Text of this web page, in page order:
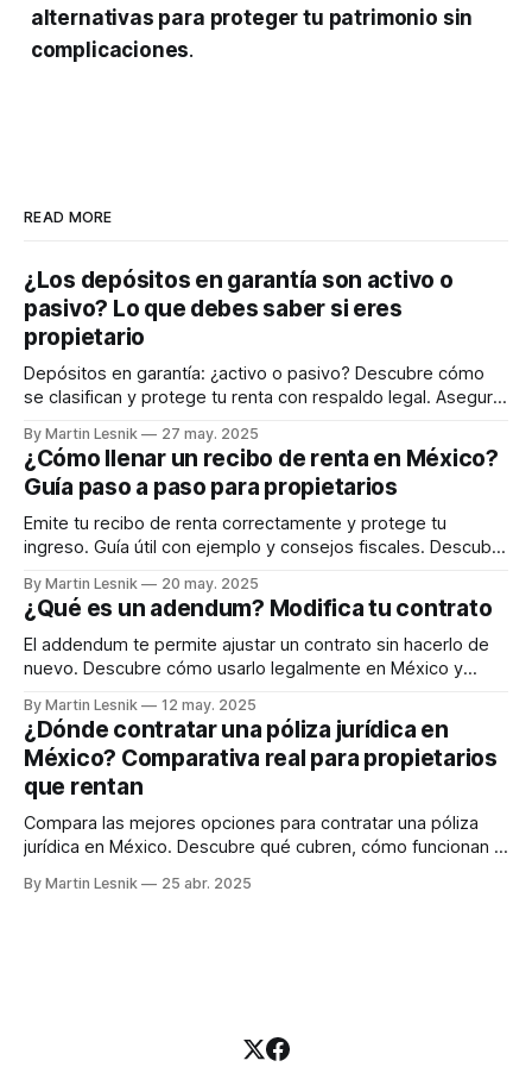
alternativas para proteger tu patrimonio sin
complicaciones.
READ MORE
¿Los depósitos en garantía son activo o
pasivo? Lo que debes saber si eres
propietario
Depósitos en garantía: ¿activo o pasivo? Descubre cómo
se clasifican y protege tu renta con respaldo legal. Asegura
By Martin Lesnik 27 may. 2025
¿Cómo llenar un recibo de renta en México?
Guía paso a paso para propietarios
Emite tu recibo de renta correctamente y protege tu
ingreso. Guía útil con ejemplo y consejos fiscales. Descubre
By Martin Lesnik 20 may. 2025
¿Qué es un adendum? Modifica tu contrato
El addendum te permite ajustar un contrato sin hacerlo de
nuevo. Descubre cómo usarlo legalmente en México y
By Martin Lesnik 12 may. 2025
¿Dónde contratar una póliza jurídica en
México? Comparativa real para propietarios
que rentan
Compara las mejores opciones para contratar una póliza
jurídica en México. Descubre qué cubren, cómo funcionan y
By Martin Lesnik 25 abr. 2025